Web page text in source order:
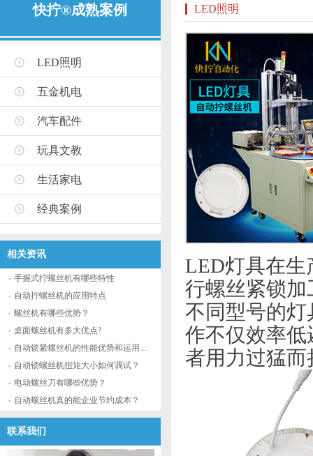
快拧®成熟案例
LED照明
五金机电
汽车配件
玩具文教
生活家电
经典案例
相关资讯
手握式拧螺丝机有哪些特性
自动拧螺丝机的应用特点
螺丝机有哪些优势？
桌面螺丝机有多大优点?
自动锁紧螺丝机的性能优势和运用流程
自动锁螺丝机扭矩大小如何调试？
电动螺丝刀有哪些优势？
自动螺丝机真的能企业节约成本？
联系我们
LED照明
LED灯具在生
行螺丝紧锁
不同型号的
作不仅效率
者用力过猛